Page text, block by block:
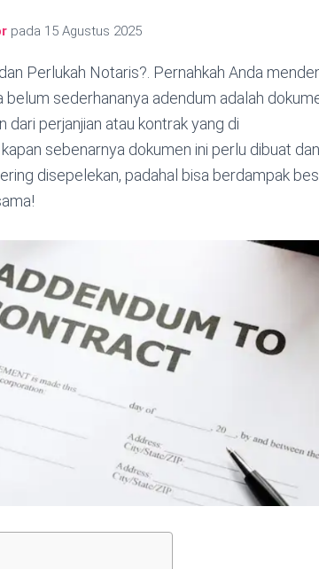
pada 15 Agustus 2025
Perlukah Notaris?. Pernahkah Anda
sederhananya adendum adalah
perjanjian atau kontrak yang di
sebenarnya dokumen ini perlu dibuat
disepelekan, padahal bisa berdampak